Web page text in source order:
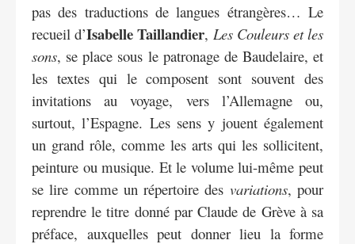
pas des traductions de langues étrangères… Le
recueil d’Isabelle Taillandier, Les Couleurs et les
sons, se place sous le patronage de Baudelaire, et
les textes qui le composent sont souvent des
invitations au voyage, vers l’Allemagne ou,
surtout, l’Espagne. Les sens y jouent également
un grand rôle, comme les arts qui les sollicitent,
peinture ou musique. Et le volume lui-même peut
se lire comme un répertoire des variations, pour
reprendre le titre donné par Claude de Grève à sa
préface, auxquelles peut donner lieu la forme